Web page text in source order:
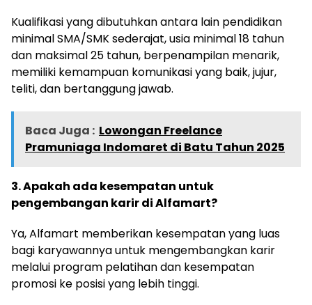
Kualifikasi yang dibutuhkan antara lain pendidikan
minimal SMA/SMK sederajat, usia minimal 18 tahun
dan maksimal 25 tahun, berpenampilan menarik,
memiliki kemampuan komunikasi yang baik, jujur,
teliti, dan bertanggung jawab.
Baca Juga : Lowongan Freelance
Pramuniaga Indomaret di Batu Tahun 2025
3. Apakah ada kesempatan untuk
pengembangan karir di Alfamart?
Ya, Alfamart memberikan kesempatan yang luas
bagi karyawannya untuk mengembangkan karir
melalui program pelatihan dan kesempatan
promosi ke posisi yang lebih tinggi.